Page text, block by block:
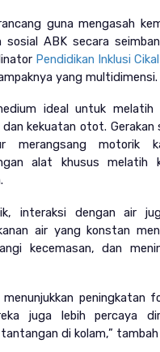
guna mengasah
sosial ABK secara
Pendidikan Inklusi
yang multidimensi.
ideal untuk melatih
dan kekuatan otot.
merangsang motorik
alat khusus melatih
interaksi dengan air
air yang konstan
kecemasan, dan
menunjukkan peningkatan
juga lebih percaya
di kolam,” tambah